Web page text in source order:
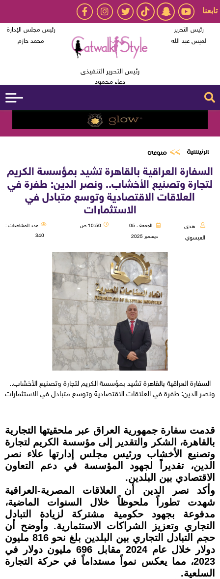
تابعنا
رئيس التحرير
لميس عبد الله
رئيس التحرير التنفيذى
دعاء محمود
رئيس مجلس الإدارة
محمد حازم
الرئيسية منوعات
السفارة العراقية بالقاهرة تشيد بمؤسسة الكريم
لتجارة وتصنيع الأخشاب.. ونصر الدين: طفرة في
العلاقات الاقتصادية وتوسع متبادل في
الاستثمارات
هدى
العيسوي
الجمعة ، 05
ديسمبر 2025
10:50 ص
عدد المشاهدات :
340
السفارة العراقية بالقاهرة تشيد بمؤسسة الكريم لتجارة وتصنيع الأخشاب..
ونصر الدين: طفرة في العلاقات الاقتصادية وتوسع متبادل في الاستثمارات
قدمت سفارة جمهورية العراق عبر ملحقيتها التجارية
بالقاهرة، الشكر والتقدير إلى مؤسسة الكريم لتجارة
وتصنيع الأخشاب ورئيس مجلس إدارتها علاء نصر
الدين، تقديراً لجهود المؤسسة في دعم التعاون
الاقتصادي بين البلدين.
وأكد نصر الدين أن العلاقات المصرية-العراقية
شهدت تطوراً ملحوظاً خلال السنوات الماضية،
مدفوعة بجهود حكومية مشتركة لزيادة التبادل
التجاري وتعزيز الشراكات الاستثمارية. وأوضح أن
حجم التبادل التجاري بين البلدين بلغ نحو 816 مليون
دولار خلال عام 2024 مقابل 696 مليون دولار في
2023، مما يعكس نمواً مستداماً في حركة التجارة
السلعية.